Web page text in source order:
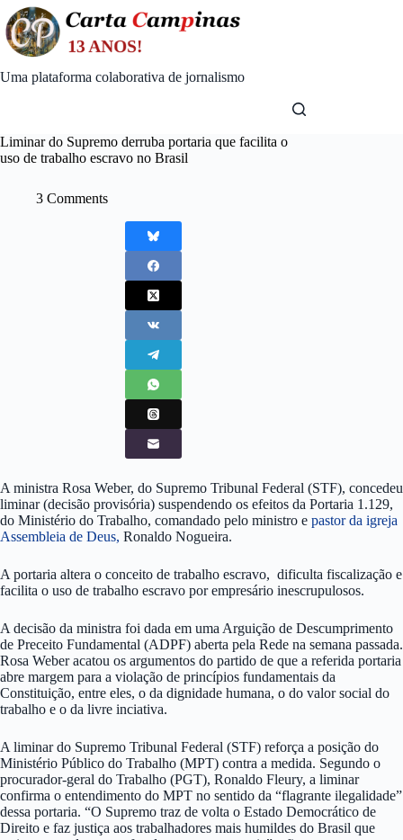
Skip
to
content
Uma plataforma colaborativa de jornalismo
Liminar do Supremo derruba portaria que facilita o
uso de trabalho escravo no Brasil
3 Comments
A ministra Rosa Weber, do Supremo Tribunal Federal (STF), concedeu
liminar (decisão provisória) suspendendo os efeitos da Portaria 1.129,
do Ministério do Trabalho, comandado pelo ministro e pastor da igreja
Assembleia de Deus, Ronaldo Nogueira.
A portaria altera o conceito de trabalho escravo, dificulta fiscalização e
facilita o uso de trabalho escravo por empresário inescrupulosos.
A decisão da ministra foi dada em uma Arguição de Descumprimento
de Preceito Fundamental (ADPF) aberta pela Rede na semana passada.
Rosa Weber acatou os argumentos do partido de que a referida portaria
abre margem para a violação de princípios fundamentais da
Constituição, entre eles, o da dignidade humana, o do valor social do
trabalho e o da livre inciativa.
A liminar do Supremo Tribunal Federal (STF) reforça a posição do
Ministério Público do Trabalho (MPT) contra a medida. Segundo o
procurador-geral do Trabalho (PGT), Ronaldo Fleury, a liminar
confirma o entendimento do MPT no sentido da “flagrante ilegalidade”
dessa portaria. “O Supremo traz de volta o Estado Democrático de
Direito e faz justiça aos trabalhadores mais humildes do Brasil que